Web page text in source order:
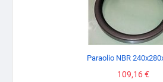
Paraolio NBR
Prezzo
109,16 €